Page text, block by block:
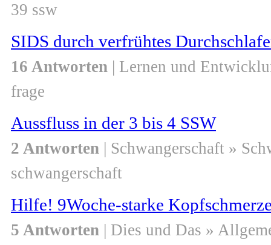
39 ssw
SIDS durch verfrühtes
16 Antworten | Lernen und
frage
Aussfluss in der 3 bis 4 SSW
2 Antworten | Schwangerschaft »
schwangerschaft
Hilfe! 9Woche-starke
5 Antworten | Dies und Das »